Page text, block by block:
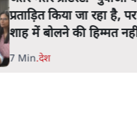
मंतर पर पैलेट गन से 5 नहीं,
घायल हुए
6 Min.देश